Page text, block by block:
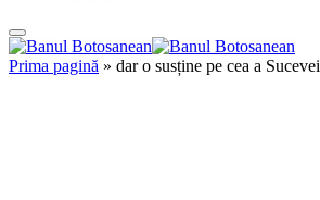
Prima pagină » dar o susține pe cea a Sucevei